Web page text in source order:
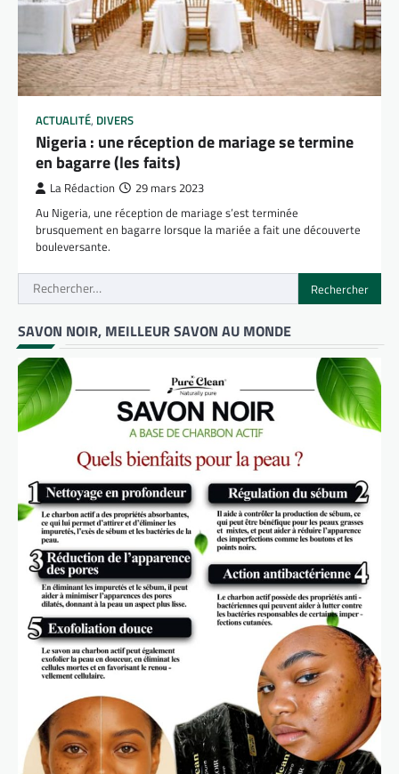
ACTUALITÉ, DIVERS
Nigeria : une réception de mariage se termine
en bagarre (les faits)
La Rédaction 29 mars 2023
Au Nigeria, une réception de mariage s’est terminée
brusquement en bagarre lorsque la mariée a fait une découverte
bouleversante.
Rechercher :
SAVON NOIR, MEILLEUR SAVON AU MONDE